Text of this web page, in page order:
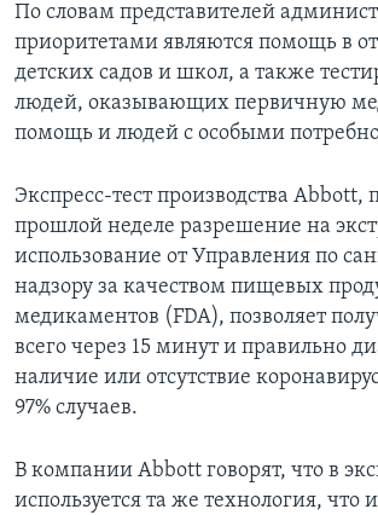
По словам представителей
приоритетами являются помощь в
детских садов и школ, а также
людей, оказывающих первичную
помощь и людей с особыми
Экспресс-тест производства
прошлой неделе разрешение на
использование от Управления по
надзору за качеством пищевых
медикаментов (FDA), позволяет
всего через 15 минут и правильно
наличие или отсутствие
97% случаев.
В компании Abbott говорят, что в
используется та же технология, что